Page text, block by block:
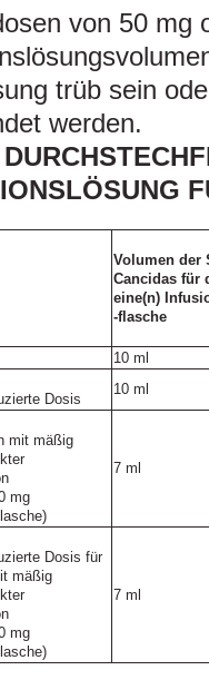
von 50 mg
trüb sein
werden.
Volumen der
Cancidas für
eine(n)
‑flasche
10 ml
Dosis
10 ml
mit mäßig
mg
7 ml
Dosis für
mäßig
mg
7 ml